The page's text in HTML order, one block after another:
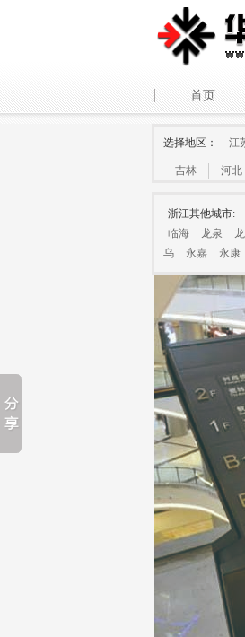
首页
选择地区： 江
吉林 河北
浙江其他城市:
临海
龙泉
乌
永嘉 永康